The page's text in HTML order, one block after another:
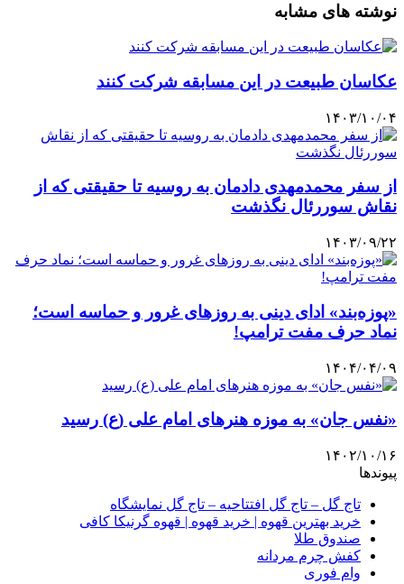
نوشته های مشابه
عکاسان طبیعت در این مسابقه شرکت کنند
۱۴۰۳/۱۰/۰۴
از سفر محمدمهدی دادمان به روسیه تا حقیقتی که از
نقاش سوررئال نگذشت
۱۴۰۳/۰۹/۲۲
«پوزه‌بند» ادای دینی به روزهای غرور و حماسه است؛
نماد حرف‌ مفت‌ ترامپ!
۱۴۰۴/۰۴/۰۹
«نفس جان» به موزه هنرهای امام علی (ع) رسید
۱۴۰۲/۱۰/۱۶
پیوندها
تاج گل – تاج گل افتتاحیه – تاج گل نمایشگاه
خرید بهترین قهوه | خرید قهوه | قهوه گرنیکا کافی
صندوق طلا
کفش چرم مردانه
وام فوری